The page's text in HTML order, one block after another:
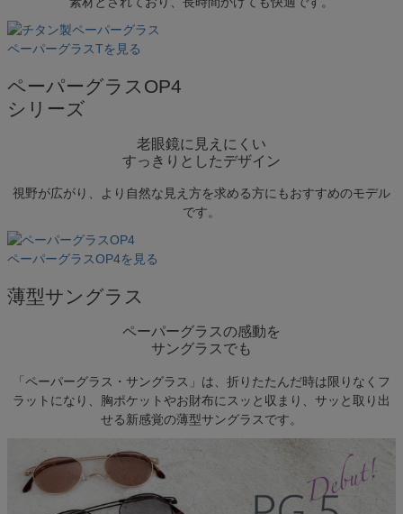
ペーパーグラスTを見る
ペーパーグラスOP4
シリーズ
老眼鏡に見えにくい
すっきりとしたデザイン
視野が広がり、より自然な見え方を求める方にもおすすめのモデル
です。
ペーパーグラスOP4を見る
薄型サングラス
ペーパーグラスの感動を
サングラスでも
「ペーパーグラス・サングラス」は、折りたたんだ時は限りなくフ
ラットになり、胸ポケットやお財布にスッと収まり、サッと取り出
せる新感覚の薄型サングラスです。
例）オーバルのグレーだけ絞り込みたい場合「オーバ
ル グレー」と入力
価格帯で絞り込む（税抜価格）
フレームのカタチから探す
アンダーリム
ウェリントン
ボスリントン
ラウンド
ティアドロップ
レッド
ピンク
イエロー
パープル
ブルー
グレー